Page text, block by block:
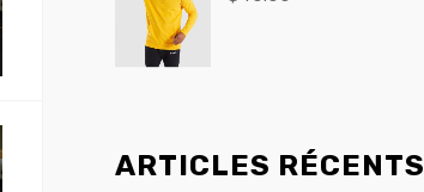
ARTICLES RÉCENTS